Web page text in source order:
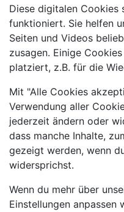
Diese digitalen Cookies
funktioniert. Sie helfen
Seiten und Videos
zusagen. Einige
platziert, z.B. für die
Mit "Alle Cookies
Verwendung aller
jederzeit ändern oder
dass manche Inhalte,
gezeigt werden, wenn
widersprichst.
Wenn du mehr über
Einstellungen